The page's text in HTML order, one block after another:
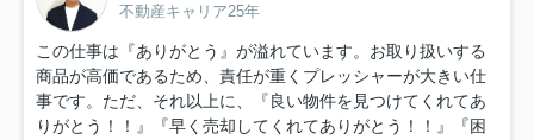
不動産キャリア25年
この仕事は『ありがとう』が溢れています。お取り扱いする
商品が高価であるため、責任が重くプレッシャーが大きい仕
事です。ただ、それ以上に、『良い物件を見つけてくれてあ
りがとう！！』『早く売却してくれてありがとう！！』『困